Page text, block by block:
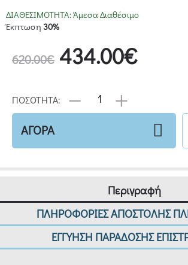
ΔΙΑΘΕΣΙΜΟΤΗΤΑ:Άμεσα Διαθέσιμο
Έκπτωση 30%
620.00€ 434.00€
ΠΟΣΟΤΗΤΑ:
ΑΓΟΡΑ
Περιγραφή
ΠΛΗΡΟΦΟΡΙΕΣ ΑΠΟΣΤΟΛΗΣ
ΕΓΓΥΗΣΗ ΠΑΡΑΔΟΣΗΣ